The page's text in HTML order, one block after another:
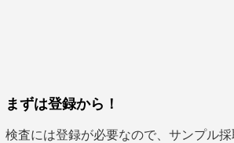
まずは登録から！
検査には登録が必要なので、サンプル